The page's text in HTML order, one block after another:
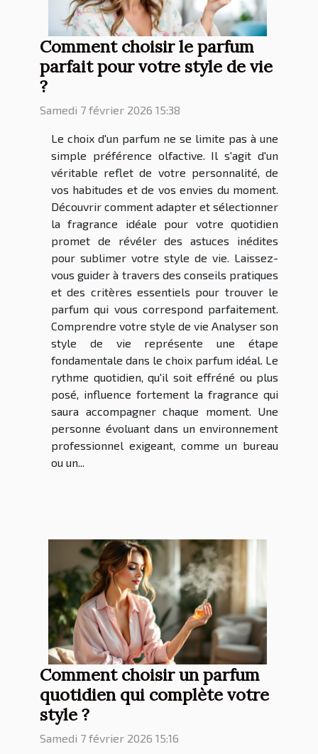
Comment choisir le parfum
parfait pour votre style de vie
?
Samedi 7 février 2026 15:38
Le choix d'un parfum ne se limite pas à une
simple préférence olfactive. Il s'agit d'un
véritable reflet de votre personnalité, de
vos habitudes et de vos envies du moment.
Découvrir comment adapter et sélectionner
la fragrance idéale pour votre quotidien
promet de révéler des astuces inédites
pour sublimer votre style de vie. Laissez-
vous guider à travers des conseils pratiques
et des critères essentiels pour trouver le
parfum qui vous correspond parfaitement.
Comprendre votre style de vie Analyser son
style de vie représente une étape
fondamentale dans le choix parfum idéal. Le
rythme quotidien, qu'il soit effréné ou plus
posé, influence fortement la fragrance qui
saura accompagner chaque moment. Une
personne évoluant dans un environnement
professionnel exigeant, comme un bureau
ou un...
Comment choisir un parfum
quotidien qui complète votre
style ?
Samedi 7 février 2026 15:16